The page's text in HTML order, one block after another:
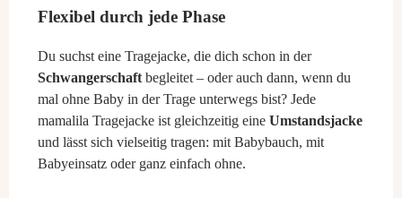
Flexibel durch jede Phase
Du suchst eine Tragejacke, die dich schon in der
Schwangerschaft begleitet – oder auch dann, wenn du
mal ohne Baby in der Trage unterwegs bist? Jede
mamalila Tragejacke ist gleichzeitig eine Umstandsjacke
und lässt sich vielseitig tragen: mit Babybauch, mit
Babyeinsatz oder ganz einfach ohne.